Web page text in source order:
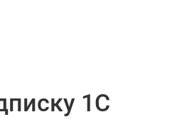
1С